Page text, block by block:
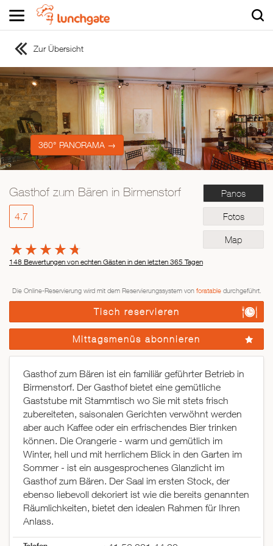
ZUR STARTSEITE
ZUR RESTAURANTSUCHE
Asiatisch
Italienisch
Französisch
Traditionell
Mexikanisch
Spanisch
Zur Übersicht
360° PANORAMA →
Panos
Fotos
Map
Gasthof zum Bären in Birmenstorf
4.7
148 Bewertungen von echten Gästen in den letzten 365 Tagen
Die Online-Reservierung wird mit dem Reservierungssystem von foratabledurchgeführt.
Tisch reservieren
Mittagsmenüs abonnieren
Gasthof zum Bären ist ein familiär geführter Betrieb in
Birmenstorf. Der Gasthof bietet eine gemütliche
Gaststube mit Stammtisch wo Sie mit stets frisch
zubereiteten, saisonalen Gerichten verwöhnt werden
aber auch Kaffee oder ein erfrischendes Bier trinken
können. Die Orangerie - warm und gemütlich im
Winter, hell und mit herrlichem Blick in den Garten im
Sommer - ist ein ausgesprochenes Glanzlicht im
Gasthof zum Bären. Der Saal im ersten Stock, der
ebenso liebevoll dekoriert ist wie die bereits genannten
Räumlichkeiten, bietet den idealen Rahmen für Ihren
Anlass.